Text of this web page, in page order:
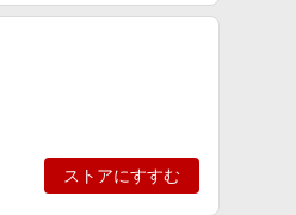
ストアにすすむ